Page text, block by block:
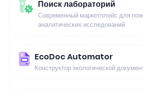
Поиск лабораторий
Современный маркетплейс для
аналитических исследований
EcoDoc Automator
Конструктор экологической